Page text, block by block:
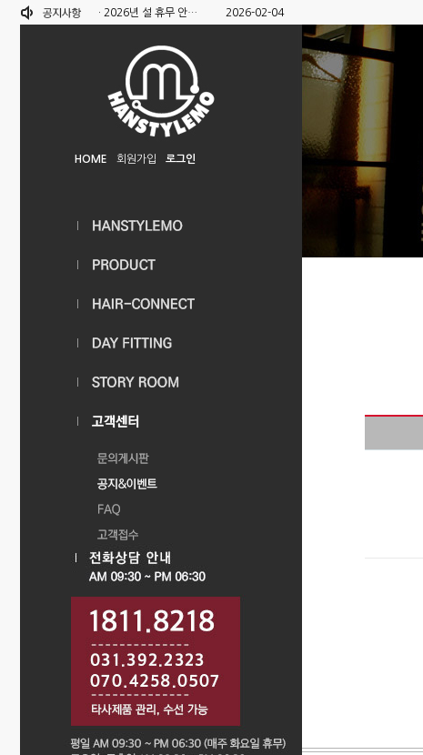
· 2026년 설 휴무 안… 2026-02-04
HOME 회원가입 로그인